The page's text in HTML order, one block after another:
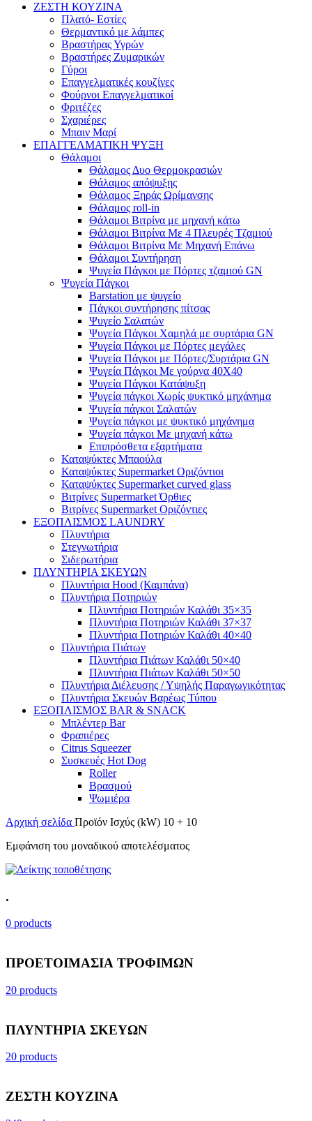
ΖΕΣΤΗ ΚΟΥΖΙΝΑ
Πλατό- Εστίες
Θερμαντικό με λάμπες
Βραστήρας Υγρών
Βραστήρες Ζυμαρικών
Γύροι
Επαγγελματικές κουζίνες
Φούρνοι Επαγγελματικοί
Φριτέζες
Σχαριέρες
Μπαιν Μαρί
ΕΠΑΓΓΕΛΜΑΤΙΚΗ ΨΥΞΗ
Θάλαμοι
Θάλαμος Δυο Θερμοκρασιών
Θάλαμος απόψυξης
Θάλαμος Ξηράς Ωρίμανσης
Θάλαμος roll-in
Θάλαμοι Βιτρίνα με μηχανή κάτω
Θάλαμοι Βιτρίνα Με 4 Πλευρές Τζαμιού
Θάλαμοι Βιτρίνα Με Μηχανή Επάνω
Θάλαμοι Συντήρηση
Ψυγεία Πάγκοι με Πόρτες τζαμιού GN
Ψυγεία Πάγκοι
Barstation με ψυγείο
Πάγκοι συντήρησης πίτσας
Ψυγείο Σαλατών
Ψυγεία Πάγκοι Χαμηλά με συρτάρια GN
Ψυγεία Πάγκοι με Πόρτες μεγάλες
Ψυγεία Πάγκοι με Πόρτες/Συρτάρια GN
Ψυγεία Πάγκοι Με γούρνα 40Χ40
Ψυγεία Πάγκοι Κατάψυξη
Ψυγεία πάγκοι Χωρίς ψυκτικό μηχάνημα
Ψυγεία πάγκοι Σαλατών
Ψυγεία πάγκοι με ψυκτικό μηχάνημα
Ψυγεία πάγκοι Με μηχανή κάτω
Επιπρόσθετα εξαρτήματα
Καταψύκτες Μπαούλα
Καταψύκτες Supermarket Οριζόντιοι
Καταψύκτες Supermarket curved glass
Βιτρίνες Supermarket Όρθιες
Βιτρίνες Supermarket Οριζόντιες
ΕΞΟΠΛΙΣΜΟΣ LAUNDRY
Πλυντήρια
Στεγνωτήρια
Σιδερωτήρια
ΠΛΥΝΤΗΡΙΑ ΣΚΕΥΩΝ
Πλυντήρια Hood (Καμπάνα)
Πλυντήρια Ποτηριών
Πλυντήρια Ποτηριών Καλάθι 35×35
Πλυντήρια Ποτηριών Καλάθι 37×37
Πλυντήρια Ποτηριών Καλάθι 40×40
Πλυντήρια Πιάτων
Πλυντήρια Πιάτων Καλάθι 50×40
Πλυντήρια Πιάτων Καλάθι 50×50
Πλυντήρια Διέλευσης / Υψηλής Παραγωγικότητας
Πλυντήρια Σκευών Βαρέως Τύπου
ΕΞΟΠΛΙΣΜΟΣ BAR & SNACK
Μπλέντερ Bar
Φραπιέρες
Citrus Squeezer
Συσκευές Hot Dog
Roller
Βρασμού
Ψωμιέρα
Αρχική σελίδα Προϊόν Ισχύς (kW) 10 + 10
Εμφάνιση του μοναδικού αποτελέσματος
.
0 products
ΠΡΟΕΤΟΙΜΑΣΙΑ ΤΡΟΦΙΜΩΝ
20 products
ΠΛΥΝΤΗΡΙΑ ΣΚΕΥΩΝ
20 products
ΖΕΣΤΗ ΚΟΥΖΙΝΑ